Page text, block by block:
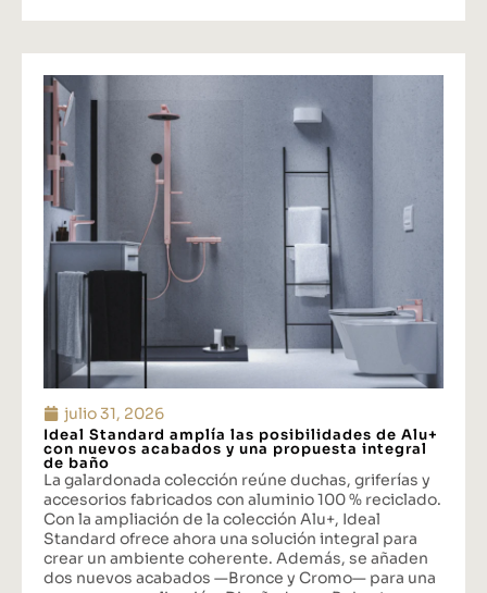
julio 31, 2026
Ideal Standard amplía las posibilidades de Alu+
con nuevos acabados y una propuesta integral
de baño
La galardonada colección reúne duchas, griferías y
accesorios fabricados con aluminio 100 % reciclado.
Con la ampliación de la colección Alu+, Ideal
Standard ofrece ahora una solución integral para
crear un ambiente coherente. Además, se añaden
dos nuevos acabados —Bronce y Cromo— para una